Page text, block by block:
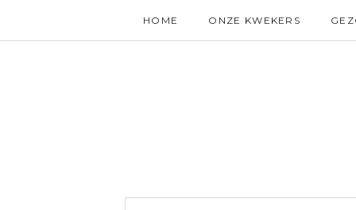
HOME ONZE KWEKERS